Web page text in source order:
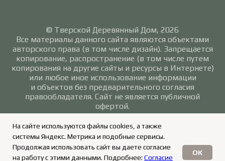
На сайте используются файлы cookies, а также
системы Яндекс. Метрика и подобные сервисы.
Продолжая использовать сайт вы даете согласие
на работу с этими данными. Подробнее: Согласие
OK
© Тверской Деревянный Дом, 2026
Все материалы данного сайта являются объектами
авторского права (в том числе дизайн). Запрещается
копирование, распространение (в том числе путем
копирования на другие сайты и ресурсы в Интернете)
или любое иное использование информации
и объектов без предварительного согласия
правообладателя. Сайт не является публичной
офертой.
Политика в отношении обработки персональных
данных/Согласие на обработку персональных
данных